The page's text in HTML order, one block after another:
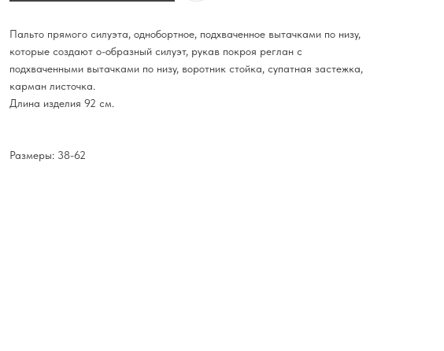
Пальто прямого силуэта, однобортное, подхваченное вытачками по низу,
которые создают о-образный силуэт, рукав покроя реглан с
подхваченными вытачками по низу, воротник стойка, супатная застежка,
карман листочка.
Длина изделия 92 см.
Размеры: 38-62